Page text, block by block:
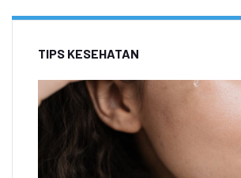
TIPS KESEHATAN